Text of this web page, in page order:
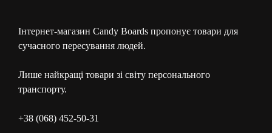
Інтернет-магазин Candy Boards пропонує товари для
сучасного пересування людей.
Лише найкращі товари зі світу персонального
транспорту.
+38 (068) 452-50-31